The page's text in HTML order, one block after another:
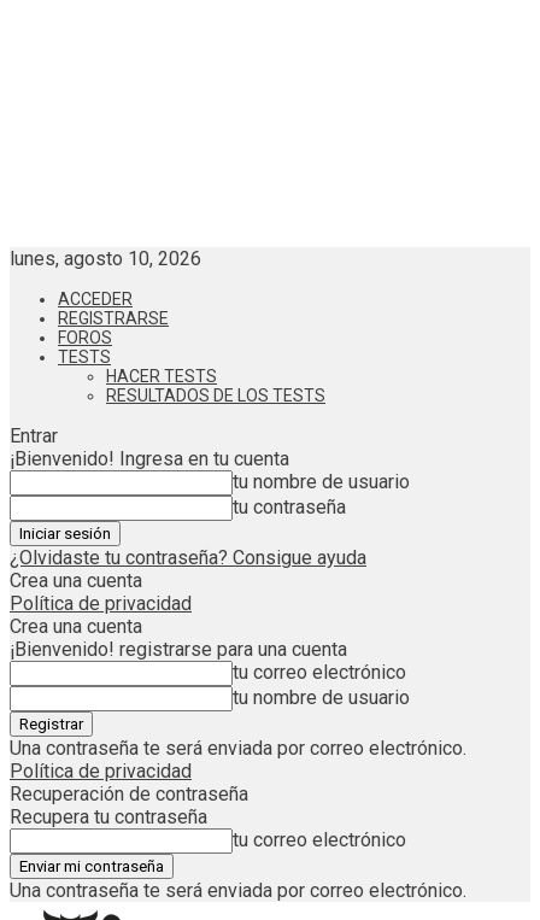
lunes, agosto 10, 2026
ACCEDER
REGISTRARSE
FOROS
TESTS
HACER TESTS
RESULTADOS DE LOS TESTS
Entrar
¡Bienvenido! Ingresa en tu cuenta
tu nombre de usuario
tu contraseña
¿Olvidaste tu contraseña? Consigue ayuda
Crea una cuenta
Política de privacidad
Crea una cuenta
¡Bienvenido! registrarse para una cuenta
tu correo electrónico
tu nombre de usuario
Una contraseña te será enviada por correo electrónico.
Política de privacidad
Recuperación de contraseña
Recupera tu contraseña
tu correo electrónico
Una contraseña te será enviada por correo electrónico.